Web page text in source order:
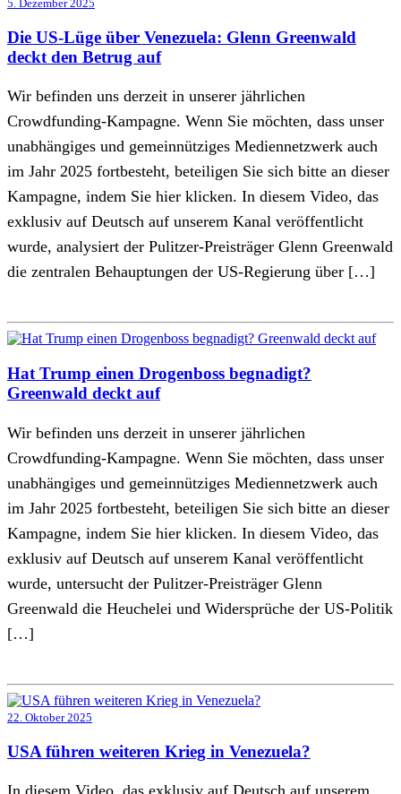
5. Dezember 2025
Die US-Lüge über Venezuela: Glenn Greenwald
deckt den Betrug auf
Wir befinden uns derzeit in unserer jährlichen
Crowdfunding-Kampagne. Wenn Sie möchten, dass unser
unabhängiges und gemeinnütziges Mediennetzwerk auch
im Jahr 2025 fortbesteht, beteiligen Sie sich bitte an dieser
Kampagne, indem Sie hier klicken. In diesem Video, das
exklusiv auf Deutsch auf unserem Kanal veröffentlicht
wurde, analysiert der Pulitzer-Preisträger Glenn Greenwald
die zentralen Behauptungen der US-Regierung über […]
Hat Trump einen Drogenboss begnadigt?
Greenwald deckt auf
Wir befinden uns derzeit in unserer jährlichen
Crowdfunding-Kampagne. Wenn Sie möchten, dass unser
unabhängiges und gemeinnütziges Mediennetzwerk auch
im Jahr 2025 fortbesteht, beteiligen Sie sich bitte an dieser
Kampagne, indem Sie hier klicken. In diesem Video, das
exklusiv auf Deutsch auf unserem Kanal veröffentlicht
wurde, untersucht der Pulitzer-Preisträger Glenn
Greenwald die Heuchelei und Widersprüche der US-Politik
[…]
22. Oktober 2025
USA führen weiteren Krieg in Venezuela?